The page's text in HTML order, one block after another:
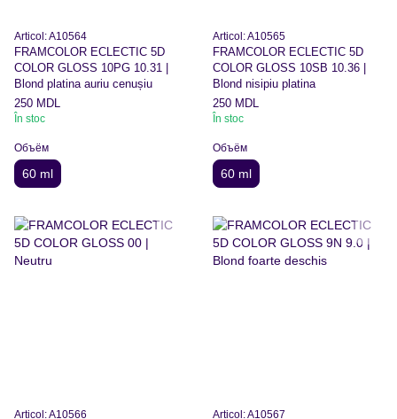
Articol: A10564
FRAMCOLOR ECLECTIC 5D
COLOR GLOSS 10PG 10.31 |
Blond platina auriu cenușiu
250 MDL
În stoc
Объём
60 ml
Articol: A10565
FRAMCOLOR ECLECTIC 5D
COLOR GLOSS 10SB 10.36 |
Blond nisipiu platina
250 MDL
În stoc
Объём
60 ml
Articol: A10566 Articol: A10567